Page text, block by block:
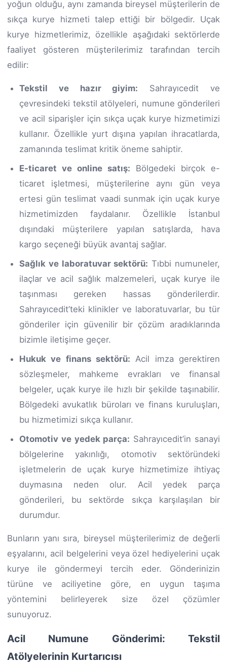
yoğun olduğu, aynı zamanda bireysel müşterilerin de
sıkça kurye hizmeti talep ettiği bir bölgedir. Uçak
kurye hizmetlerimiz, özellikle aşağıdaki sektörlerde
faaliyet gösteren müşterilerimiz tarafından tercih
edilir:
Tekstil ve hazır giyim: Sahrayıcedit ve
çevresindeki tekstil atölyeleri, numune gönderileri
ve acil siparişler için sıkça uçak kurye hizmetimizi
kullanır. Özellikle yurt dışına yapılan ihracatlarda,
zamanında teslimat kritik öneme sahiptir.
E-ticaret ve online satış: Bölgedeki birçok e-
ticaret işletmesi, müşterilerine aynı gün veya
ertesi gün teslimat vaadi sunmak için uçak kurye
hizmetimizden faydalanır. Özellikle İstanbul
dışındaki müşterilere yapılan satışlarda, hava
kargo seçeneği büyük avantaj sağlar.
Sağlık ve laboratuvar sektörü: Tıbbi numuneler,
ilaçlar ve acil sağlık malzemeleri, uçak kurye ile
taşınması gereken hassas gönderilerdir.
Sahrayıcedit’teki klinikler ve laboratuvarlar, bu tür
gönderiler için güvenilir bir çözüm aradıklarında
bizimle iletişime geçer.
Hukuk ve finans sektörü: Acil imza gerektiren
sözleşmeler, mahkeme evrakları ve finansal
belgeler, uçak kurye ile hızlı bir şekilde taşınabilir.
Bölgedeki avukatlık büroları ve finans kuruluşları,
bu hizmetimizi sıkça kullanır.
Otomotiv ve yedek parça: Sahrayıcedit’in sanayi
bölgelerine yakınlığı, otomotiv sektöründeki
işletmelerin de uçak kurye hizmetimize ihtiyaç
duymasına neden olur. Acil yedek parça
gönderileri, bu sektörde sıkça karşılaşılan bir
durumdur.
Bunların yanı sıra, bireysel müşterilerimiz de değerli
eşyalarını, acil belgelerini veya özel hediyelerini uçak
kurye ile göndermeyi tercih eder. Gönderinizin
türüne ve aciliyetine göre, en uygun taşıma
yöntemini belirleyerek size özel çözümler
sunuyoruz.
Acil Numune Gönderimi: Tekstil
Atölyelerinin Kurtarıcısı